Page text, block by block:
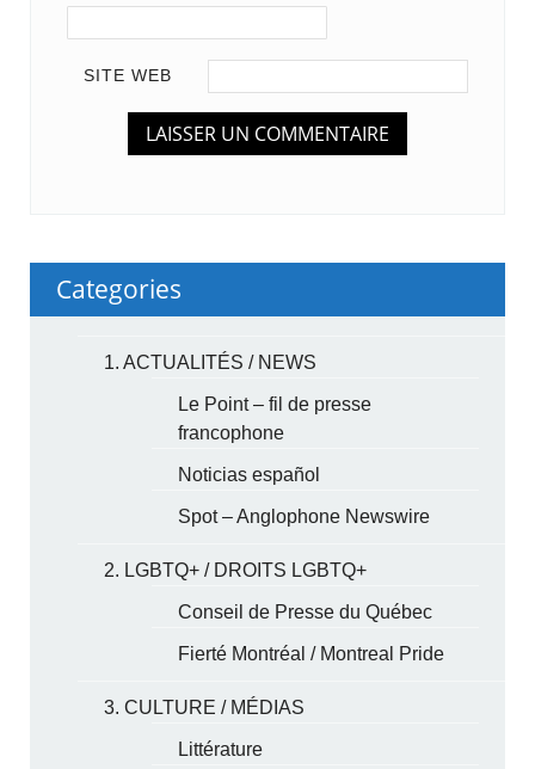
SITE WEB
Categories
1. ACTUALITÉS / NEWS
Le Point – fil de presse
francophone
Noticias español
Spot – Anglophone Newswire
2. LGBTQ+ / DROITS LGBTQ+
Conseil de Presse du Québec
Fierté Montréal / Montreal Pride
3. CULTURE / MÉDIAS
Littérature